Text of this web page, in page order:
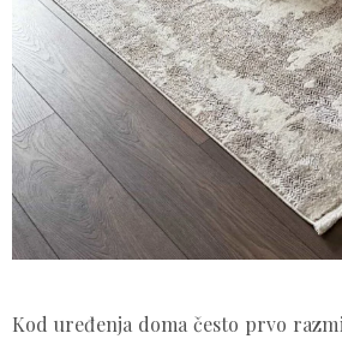
Kod uređenja doma često prvo